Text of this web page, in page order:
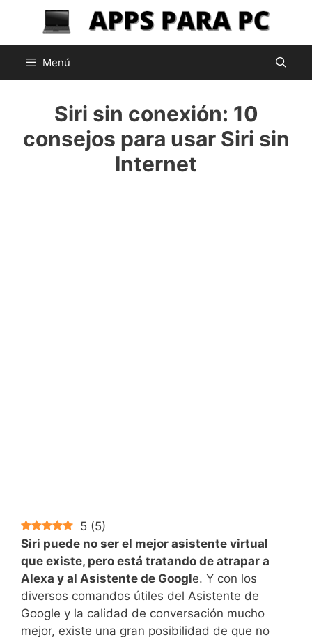
contenido
Menú
Siri sin conexión: 10
consejos para usar Siri sin
Internet
5 (5)
Siri puede no ser el mejor asistente virtual
que existe, pero está tratando de atrapar a
Alexa y al Asistente de Google. Y con los
diversos comandos útiles del Asistente de
Google y la calidad de conversación mucho
mejor, existe una gran posibilidad de que no